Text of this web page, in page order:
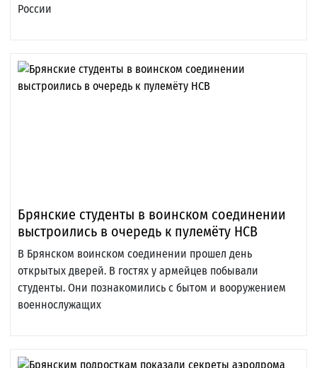
России
Брянские студенты в воинском соединении
выстроились в очередь к пулемёту НСВ
В Брянском воинском соединении прошел день
открытых дверей. В гостях у армейцев побывали
студенты. Они познакомились с бытом и вооружением
военнослужащих